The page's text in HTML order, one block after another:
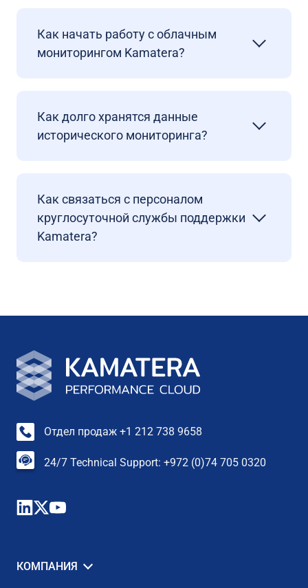
Как начать работу с облачным
мониторингом Kamatera?
Как долго хранятся данные
исторического мониторинга?
Как связаться с персоналом
круглосуточной службы поддержки
Kamatera?
Отдел продаж +1 212 738 9658
24/7 Technical Support: +972 (0)74 705 0320
КОМПАНИЯ